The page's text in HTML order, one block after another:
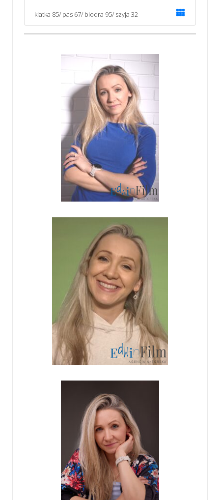
klatka 85/ pas 67/ biodra 95/ szyja 32